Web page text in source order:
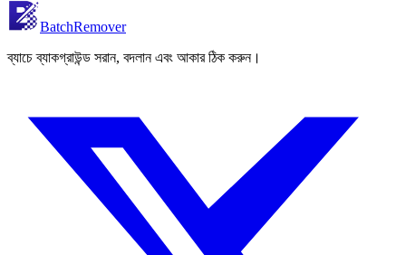
BatchRemover
ব্যাচে ব্যাকগ্রাউন্ড সরান, বদলান এবং আকার ঠিক করুন।